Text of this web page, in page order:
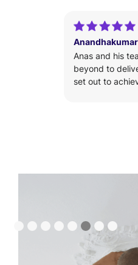
Anandhakumar
Anas and his team
beyond to deliver
set out to achieve.